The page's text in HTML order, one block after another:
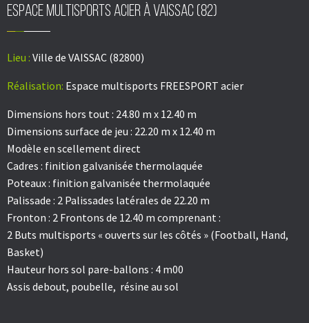
Espace multisports acier à VAISSAC (82)
Lieu : Ville de VAISSAC (82800)
Réalisation: Espace multisports FREESPORT acier
Dimensions hors tout : 24.80 m x 12.40 m
Dimensions surface de jeu : 22.20 m x 12.40 m
Modèle en scellement direct
Cadres : finition galvanisée thermolaquée
Poteaux : finition galvanisée thermolaquée
Palissade : 2 Palissades latérales de 22.20 m
Fronton : 2 Frontons de 12.40 m comprenant :
2 Buts multisports « ouverts sur les côtés » (Football, Hand,
Basket)
Hauteur hors sol pare-ballons : 4 m00
Assis debout, poubelle, résine au sol